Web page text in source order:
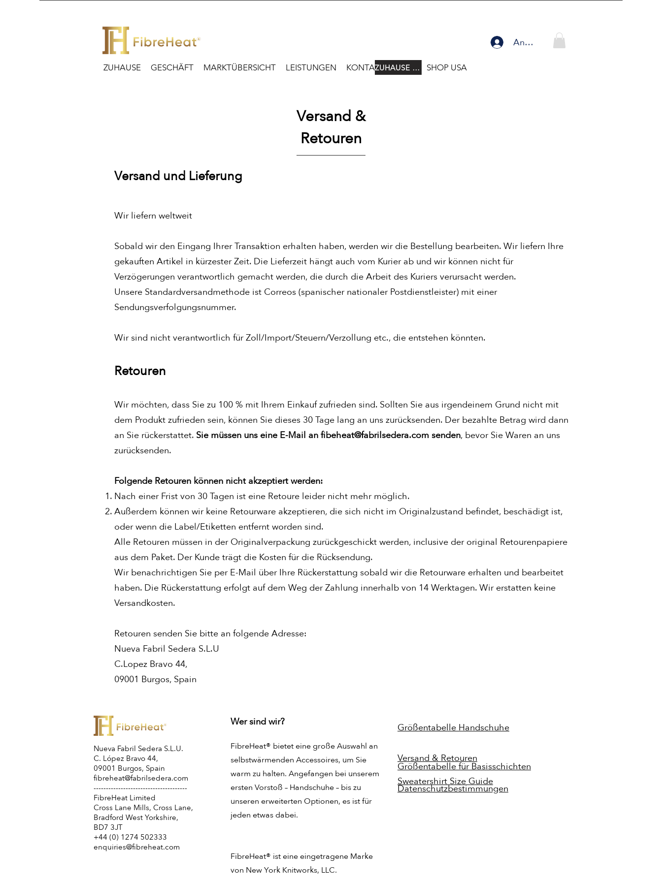
ZUHAUSE GESCHÄFT MARKTÜBERSICHT LEISTUNGEN KONTAKTE ZUHAUSE USA & CANADA SHOP USA
Anmelden
Versand &
Retouren
Versand und Lieferung
Wir liefern weltweit
Sobald wir den Eingang Ihrer Transaktion erhalten haben, werden wir die Bestellung bearbeiten. Wir liefern Ihre
gekauften Artikel in kürzester Zeit. Die Lieferzeit hängt auch vom Kurier ab und wir können nicht für
Verzögerungen verantwortlich gemacht werden, die durch die Arbeit des Kuriers verursacht werden.
Unsere Standardversandmethode ist Correos (spanischer nationaler Postdienstleister) mit einer
Sendungsverfolgungsnummer.
Wir sind nicht verantwortlich für Zoll/Import/Steuern/Verzollung etc., die entstehen könnten.
Retouren
Wir möchten, dass Sie zu 100 % mit Ihrem Einkauf zufrieden sind. Sollten Sie aus irgendeinem Grund nicht mit
dem Produkt zufrieden sein, können Sie dieses 30 Tage lang an uns zurücksenden. Der bezahlte Betrag wird dann
an Sie rückerstattet. Sie müssen uns eine E-Mail an fibeheat@fabrilsedera.com senden, bevor Sie Waren an uns
zurücksenden.
Folgende Retouren können nicht akzeptiert werden:
Nach einer Frist von 30 Tagen ist eine Retoure leider nicht mehr möglich.
Außerdem können wir keine Retourware akzeptieren, die sich nicht im Originalzustand befindet, beschädigt ist,
oder wenn die Label/Etiketten entfernt worden sind.
Alle Retouren müssen in der Originalverpackung zurückgeschickt werden, inclusive der original Retourenpapiere
aus dem Paket. Der Kunde trägt die Kosten für die Rücksendung.
Wir benachrichtigen Sie per E-Mail über Ihre Rückerstattung sobald wir die Retourware erhalten und bearbeitet
haben. Die Rückerstattung erfolgt auf dem Weg der Zahlung innerhalb von 14 Werktagen. Wir erstatten keine
Versandkosten.
Retouren senden Sie bitte an folgende Adresse:
Nueva Fabril Sedera S.L.U
C.Lopez Bravo 44,
09001 Burgos, Spain
Nueva Fabril Sedera S.L.U.
C. López Bravo 44,
09001 Burgos, Spain
fibreheat@fabrilsedera.com
--------------------------------------
FibreHeat Limited
Cross Lane Mills, Cross Lane,
Bradford West Yorkshire,
BD7 3JT
+44 (0) 1274 502333
enquiries@fibreheat.com
Wer sind wir?
FibreHeat® bietet eine große Auswahl an
selbstwärmenden Accessoires, um Sie
warm zu halten. Angefangen bei unserem
ersten Vorstoß – Handschuhe – bis zu
unseren erweiterten Optionen, es ist für
jeden etwas dabei.
FibreHeat® ist eine eingetragene Marke
von New York Knitworks, LLC.
Größentabelle Handschuhe
Versand & Retouren
Datenschutzbestimmungen
Größentabelle für Basisschichten
Sweatershirt Size Guide